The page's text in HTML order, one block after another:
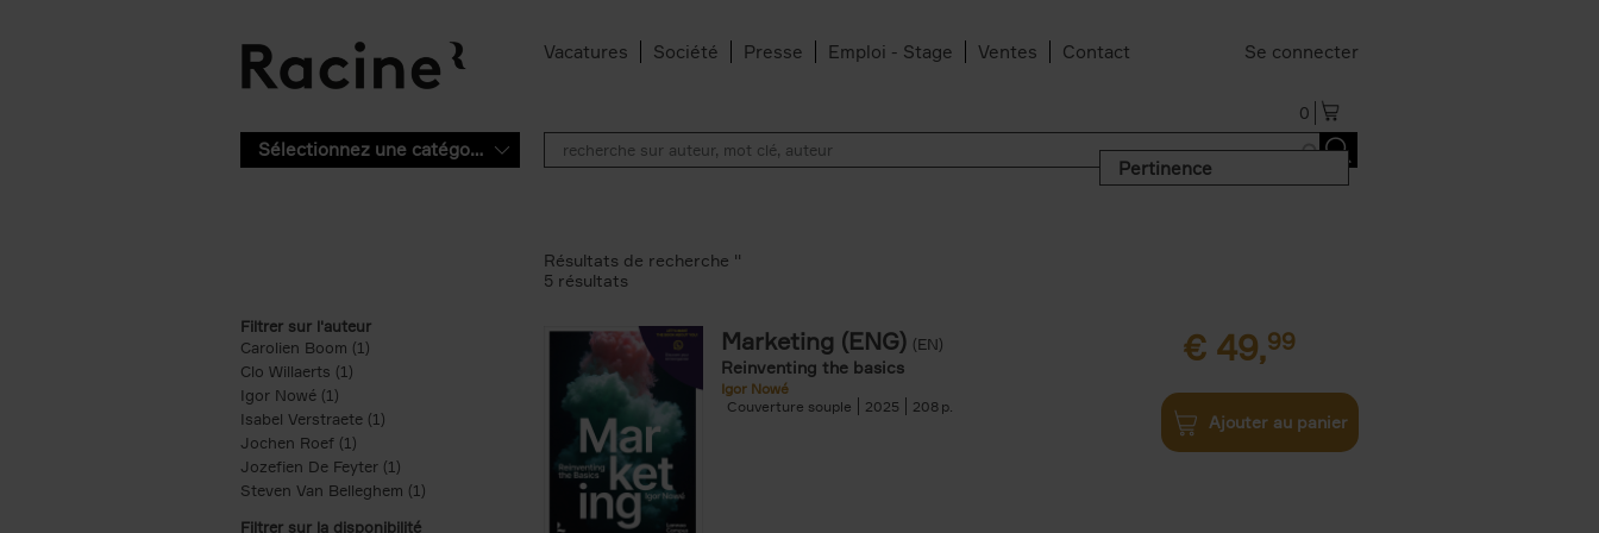
Vacatures Société Presse Emploi - Stage Ventes Contact Se connecter
0
Sélectionnez une catégorie
Pertinence
Filtrer sur l'auteur
Carolien Boom (1)
Clo Willaerts (1)
Igor Nowé (1)
Isabel Verstraete (1) Apply Isabel Verstraete filter
Jochen Roef (1)
Jozefien De Feyter (1) Apply Jozefien De Feyter filter
Steven Van Belleghem (1) Apply Steven Van Belleghem filter
Filtrer sur la disponibilité
Résultats de recherche ''
5 résultats
Marketing (ENG) (EN)
Reinventing the basics
Igor Nowé
Couverture souple
2025 208
€ 49,99
Ajouter au panier